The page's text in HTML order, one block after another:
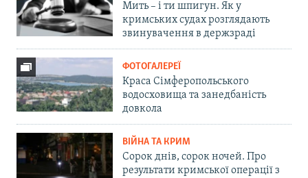
Мить – і ти шпигун. Як у
кримських судах розглядають
звинувачення в держзраді
ФОТОГАЛЕРЕЇ
Краса Сімферопольського
водосховища та занедбаність
довкола
ВІЙНА ТА КРИМ
Сорок днів, сорок ночей. Про
результати кримської операції з